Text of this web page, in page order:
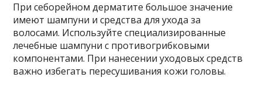
При себорейном дерматите большое значение
имеют шампуни и средства для ухода за
волосами. Используйте специализированные
лечебные шампуни с противогрибковыми
компонентами. При нанесении уходовых средств
важно избегать пересушивания кожи головы.